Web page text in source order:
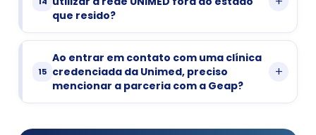
relacionados ao uso da rede
compartilhada.
O beneficiário mantém as mesmas
carências previstas em seu plano
Geap.
que resido?
Sim
O beneficiário que possui a
carteirinha da UNIMED pode utilizar
a rede habilitada em âmbito
15
Ao entrar em contato com uma clínica
credenciada da Unimed, preciso
mencionar a parceria com a Geap?
+